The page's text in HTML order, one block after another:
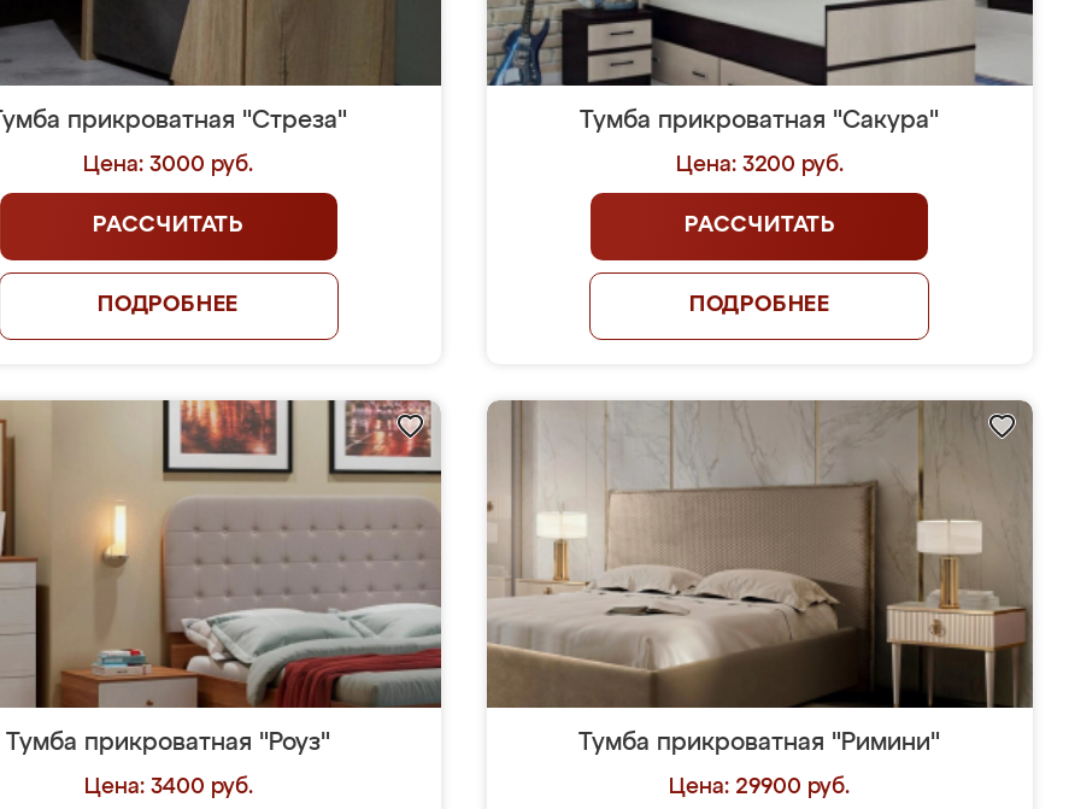
Тумба прикроватная "Стреза"
Цена: 3000 руб.
РАССЧИТАТЬ
ПОДРОБНЕЕ
Тумба прикроватная "Сакура"
Цена: 3200 руб.
РАССЧИТАТЬ
ПОДРОБНЕЕ
Тумба прикроватная "Роуз"
Цена: 3400 руб.
Тумба прикроватная "Римини"
Цена: 29900 руб.